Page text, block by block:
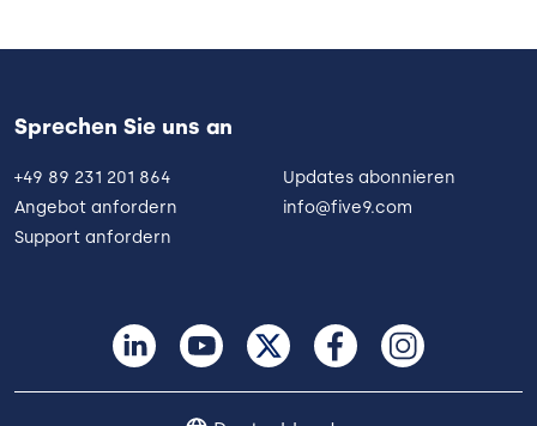
Sprechen Sie uns an
+49 89 231 201 864
Angebot anfordern
Support anfordern
Updates abonnieren
info@five9.com